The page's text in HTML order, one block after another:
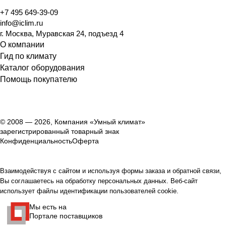
+7 495 649-39-09
info@iclim.ru
г. Москва, Муравская 24, подъезд 4
О компании
Гид по климату
Каталог оборудования
Помощь покупателю
© 2008 — 2026, Компания «Умный климат»
зарегистрированный товарный знак
КонфиденциальностьОферта
Взаимодействуя с сайтом и используя формы заказа и обратной связи,
Вы соглашаетесь на обработку персональных данных. Веб-сайт
использует файлы идентификации пользователей cookie.
Мы есть на
Портале поставщиков